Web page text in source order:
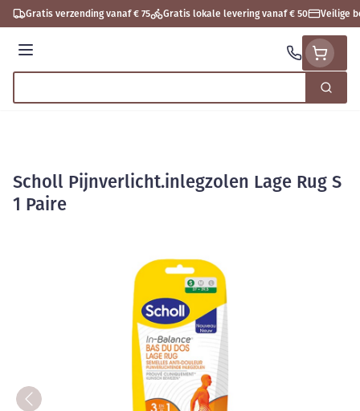
Ga naar de inhoud
Gratis verzending vanaf € 75 Gratis lokale levering vanaf € 50 Veilige
Menu
Zoek
Scholl Pijnverlicht.inlegzolen Lage Rug S
1 Paire